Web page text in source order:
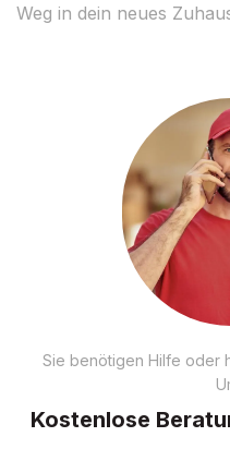
Weg in dein neues
Sie benötigen Hilfe oder
Kostenlose